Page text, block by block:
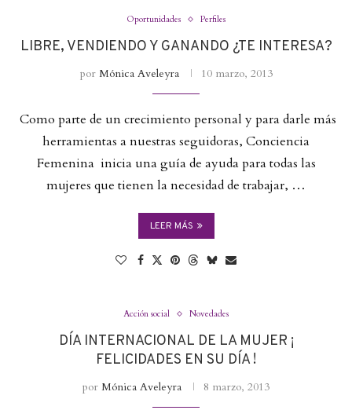
Oportunidades Perfiles
LIBRE, VENDIENDO Y GANANDO ¿TE INTERESA?
por Mónica Aveleyra 10 marzo, 2013
Como parte de un crecimiento personal y para darle más
herramientas a nuestras seguidoras, Conciencia
Femenina inicia una guía de ayuda para todas las
mujeres que tienen la necesidad de trabajar, …
LEER MÁS
Acción social Novedades
DÍA INTERNACIONAL DE LA MUJER ¡
FELICIDADES EN SU DÍA !
por Mónica Aveleyra 8 marzo, 2013